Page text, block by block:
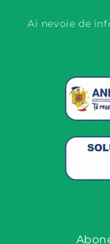
Ai nevoie de